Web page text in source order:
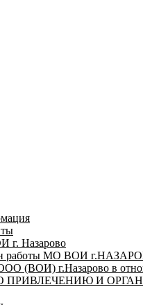
г. Назарово
работы МО ВОИ
г.Назарово в
И